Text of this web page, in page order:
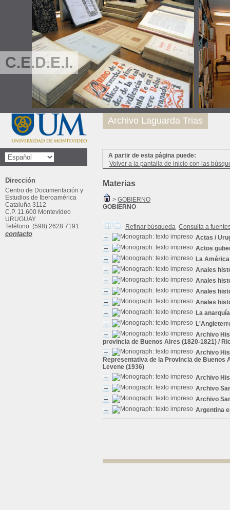
C.E.D.E.I.
A partir de esta página puede:
Volver a la pantalla de inicio con las
Materias
> GOBIERNO
GOBIERNO
Refinar búsqueda Consulta a
Actas /
Actos
La América
Anales
Anales
Anales
Anales
La
Archivo
provincia de Buenos Aires (1820-1821) /
Archivo
Representativa de la Provincia de Buenos
Levene (1936)
Archivo
Archivo
Archivo
Argentina
Archivo Laguarda Trias
Dirección
Centro de Documentación y
Estudios de Iberoamérica
Cataluña 3112
C.P. 11.600 Montevideo
URUGUAY
Teléfono: (598) 2628 7191
contacto